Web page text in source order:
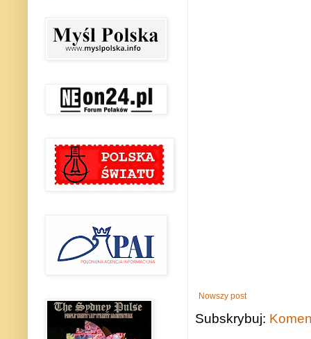
Nowszy post
Subskrybuj: